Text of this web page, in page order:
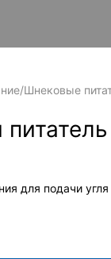
/Шнековые
для подачи угля